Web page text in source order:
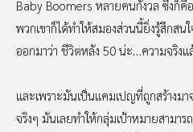
Baby Boomers หลายคนกังวล ซึ่งก็คื
พวกเขาก็ได้ทำให้สมองส่วนนี้ยิ่งรู้สึกส
ออกมาว่า ชีวิตหลัง 50 น่ะ…ความจริงแ
และเพราะมันเป็นแคมเปญที่ถูกสร้างม
จริงๆ มันเลยทำให้กลุ่มเป้าหมายสามาร